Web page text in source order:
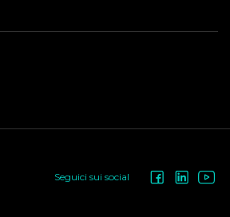
Seguici sui social